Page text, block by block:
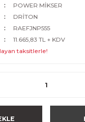
POWER MİKSER
DRİTON
RAEFJNP555
11.665,83 TL + KDV
taksitlerle!